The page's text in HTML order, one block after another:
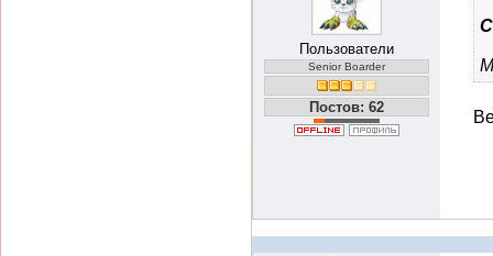
Пользователи
Senior Boarder
Постов: 62